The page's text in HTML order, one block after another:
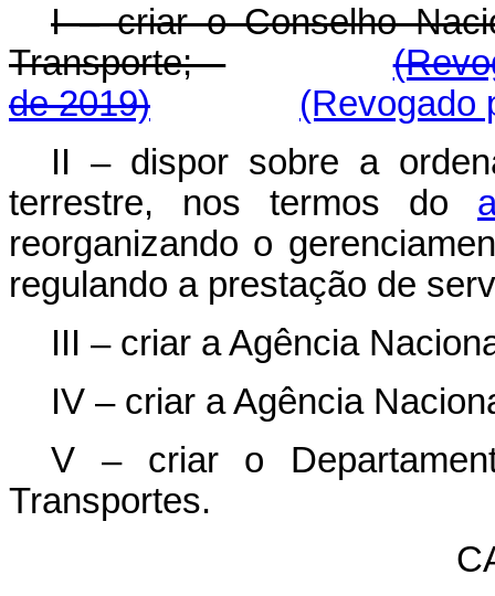
I – criar o Conselho
Transporte;
de 2019)
(Revogado
II – dispor sobre a
terrestre, nos termos do
reorganizando o
regulando a prestação de
III – criar a Agência
IV – criar a Agência
V – criar o
Transportes.